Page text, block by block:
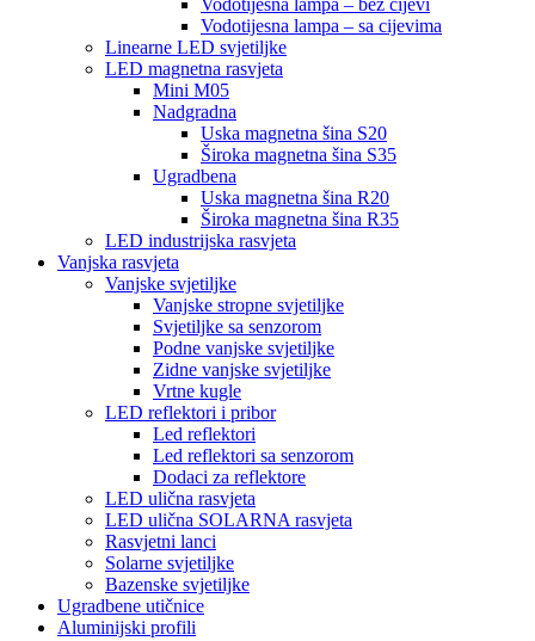
Vodotijesna lampa – bez cijevi
Vodotijesna lampa – sa cijevima
Linearne LED svjetiljke
LED magnetna rasvjeta
Mini M05
Nadgradna
Uska magnetna šina S20
Široka magnetna šina S35
Ugradbena
Uska magnetna šina R20
Široka magnetna šina R35
LED industrijska rasvjeta
Vanjska rasvjeta
Vanjske svjetiljke
Vanjske stropne svjetiljke
Svjetiljke sa senzorom
Podne vanjske svjetiljke
Zidne vanjske svjetiljke
Vrtne kugle
LED reflektori i pribor
Led reflektori
Led reflektori sa senzorom
Dodaci za reflektore
LED ulična rasvjeta
LED ulična SOLARNA rasvjeta
Rasvjetni lanci
Solarne svjetiljke
Bazenske svjetiljke
Ugradbene utičnice
Aluminijski profili